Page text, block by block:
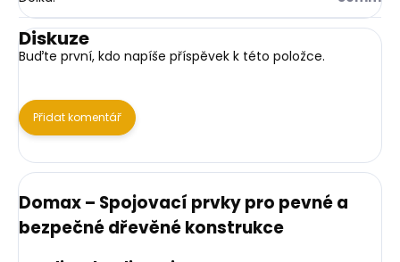
Diskuze
Buďte první, kdo napíše příspěvek k této položce.
Přidat komentář
Domax – Spojovací prvky pro pevné a
bezpečné dřevěné konstrukce